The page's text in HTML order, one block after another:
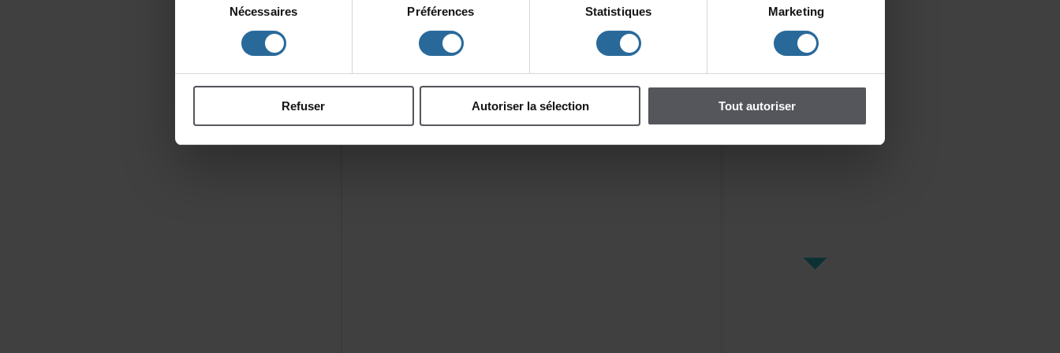
consentement
Nécessaires Préférences Statistiques Marketing
Refuser Autoriserlasélection ToutautoriserLadernièrecène